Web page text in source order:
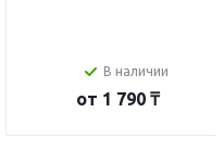
В наличии
от 1 790 ₸